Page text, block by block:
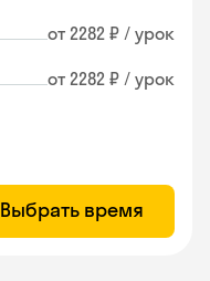
от 2282 ₽ / урок
от 2282 ₽ / урок
Выбрать время